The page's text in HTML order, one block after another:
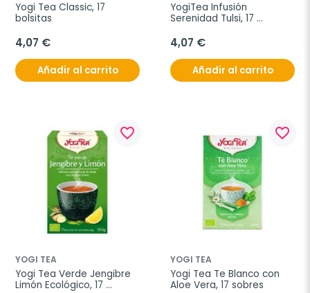
Yogi Tea Classic, 17
bolsitas
4,07 €
Añadir al carrito
YogiTea Infusión
Serenidad Tulsi, 17
4,07 €
Añadir al carrito
favorite_border
YOGI TEA
Yogi Tea Verde Jengibre
Limón Ecológico, 17
favorite_border
YOGI TEA
Yogi Tea Te Blanco con
Aloe Vera, 17 sobres